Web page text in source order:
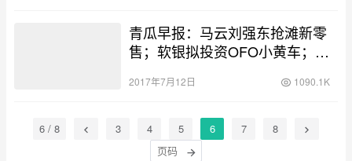
青瓜早报：马云刘强东抢滩新零
售；软银拟投资OFO小黄车；苹
2017年7月12日 1090.1K
6 / 8 3 4 5 6 7 8